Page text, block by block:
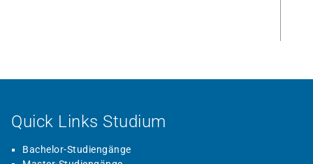
Quick Links Studium
Bachelor-Studiengänge